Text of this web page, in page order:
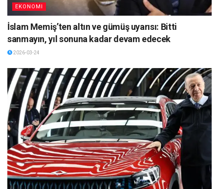
EKONOMI
İslam Memiş’ten altın ve gümüş uyarısı: Bitti
sanmayın, yıl sonuna kadar devam edecek
2026-03-24